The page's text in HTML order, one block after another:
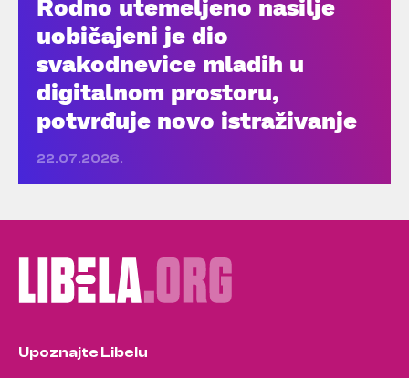
Rodno utemeljeno nasilje
uobičajeni je dio
svakodnevice mladih u
digitalnom prostoru,
potvrđuje novo istraživanje
22.07.2026.
Upoznajte Libelu